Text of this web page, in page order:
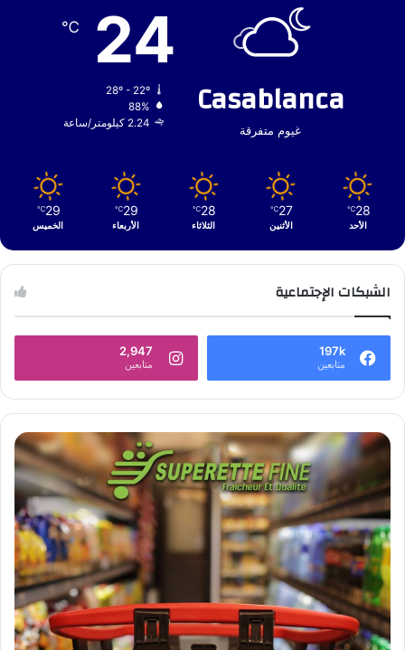
Casablanca
غيوم متفرقة
24
℃
28º - 22º
88%
2.24 كيلومتر/ساعة
28
℃
الأحد
27
℃
الأثنين
28
℃
الثلاثاء
29
℃
الأربعاء
29
℃
الخميس
الشبكات الإجتماعية
197k
متابعين
2,947
متابعين